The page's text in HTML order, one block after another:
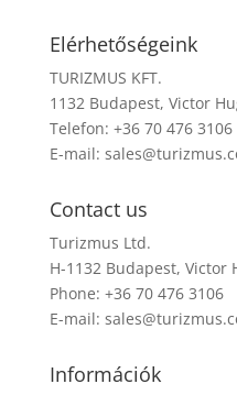
Elérhetőségeink
TURIZMUS KFT.
1132 Budapest, Victor
Telefon: +36 70 476 3106
E-mail:
Contact us
Turizmus Ltd.
H-1132 Budapest, Victor
Phone: +36 70 476 3106
E-mail:
Információk